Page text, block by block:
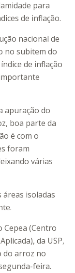
para
de inflação.
nacional de
no subitem do
de inflação
apuração do
boa parte da
é com o
foram
várias
áreas isoladas
(Centro
da USP,
do arroz no
feira.